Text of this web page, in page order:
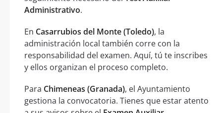
Administrativo.
En Casarrubios del Monte (Toledo), la
administración local también corre con la
responsabilidad del examen. Aquí, tú te inscribes
y ellos organizan el proceso completo.
Para Chimeneas (Granada), el Ayuntamiento
gestiona la convocatoria. Tienes que estar atento